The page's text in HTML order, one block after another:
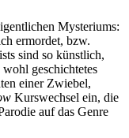
Mysteriums:
ermordet, bzw.
sind so künstlich,
geschichtetes
einer Zwiebel,
Kurswechsel ein, die
auf das Genre